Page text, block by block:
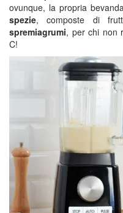
ovunque, la propria
spezie, composte di
spremiagrumi, per chi non
C!